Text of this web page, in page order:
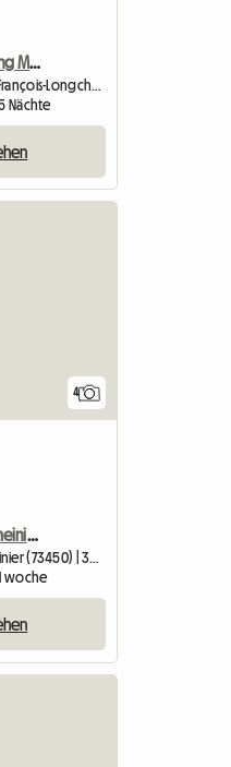
Vollständige Südwohnung Mit Beheizter Veranda, Komplett Ausgestattet, Pi
Gesamte Unterkunft | Saint-François-Longchamp (73130) | 30 M2
Nächte
4
Appt Odalys 5 Pers Valmeinier/Valloire
woche